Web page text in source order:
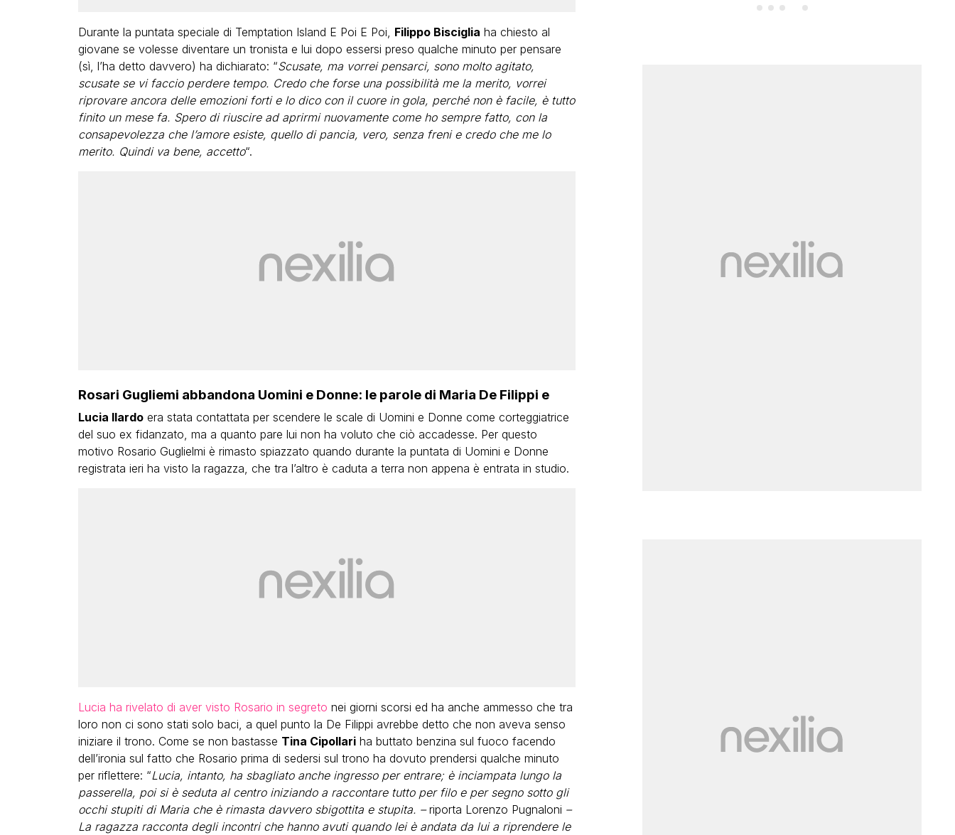
Durante la puntata speciale di Temptation Island E Poi E Poi, Filippo Bisciglia ha chiesto al
giovane se volesse diventare un tronista e lui dopo essersi preso qualche minuto per pensare
(sì, l’ha detto davvero) ha dichiarato: “Scusate, ma vorrei pensarci, sono molto agitato,
scusate se vi faccio perdere tempo. Credo che forse una possibilità me la merito, vorrei
riprovare ancora delle emozioni forti e lo dico con il cuore in gola, perché non è facile, è tutto
finito un mese fa. Spero di riuscire ad aprirmi nuovamente come ho sempre fatto, con la
consapevolezza che l’amore esiste, quello di pancia, vero, senza freni e credo che me lo
merito. Quindi va bene, accetto“.
Rosari Gugliemi abbandona Uomini e Donne: le parole di Maria De Filippi e
Lucia Ilardoera stata contattata per scendere le scale di Uomini e Donne come corteggiatrice
del suo ex fidanzato, ma a quanto pare lui non ha voluto che ciò accadesse. Per questo
motivo Rosario Guglielmi è rimasto spiazzato quando durante la puntata di Uomini e Donne
registrata ieri ha visto la ragazza, che tra l’altro è caduta a terra non appena è entrata in studio.
Lucia ha rivelato di aver visto Rosario in segreto nei giorni scorsi ed ha anche ammesso che tra
loro non ci sono stati solo baci, a quel punto la De Filippi avrebbe detto che non aveva senso
iniziare il trono. Come se non bastasse Tina Cipollariha buttato benzina sul fuoco facendo
dell’ironia sul fatto che Rosario prima di sedersi sul trono ha dovuto prendersi qualche minuto
per riflettere: “Lucia, intanto, ha sbagliato anche ingresso per entrare; è inciampata lungo la
passerella, poi si è seduta al centro iniziando a raccontare tutto per filo e per segno sotto gli
occhi stupiti di Maria che è rimasta davvero sbigottita e stupita. –riporta Lorenzo Pugnaloni –
La ragazza racconta degli incontri che hanno avuti quando lei è andata da lui a riprendere le